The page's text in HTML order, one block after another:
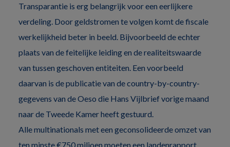
Transparantie is erg belangrijk voor een eerlijkere
verdeling. Door geldstromen te volgen komt de fiscale
werkelijkheid beter in beeld. Bijvoorbeeld de echter
plaats van de feitelijke leiding en de realiteitswaarde
van tussen geschoven entiteiten. Een voorbeeld
daarvan is de publicatie van de country-by-country-
gegevens van de Oeso die Hans Vijlbrief vorige maand
naar de Tweede Kamer heeft gestuurd.
Alle multinationals met een geconsolideerde omzet van
ten minste €750 miljoen moeten een landenrapport